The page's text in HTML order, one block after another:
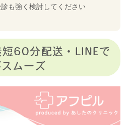
も強く検討してください
短60分配送・LINEで
ムーズ